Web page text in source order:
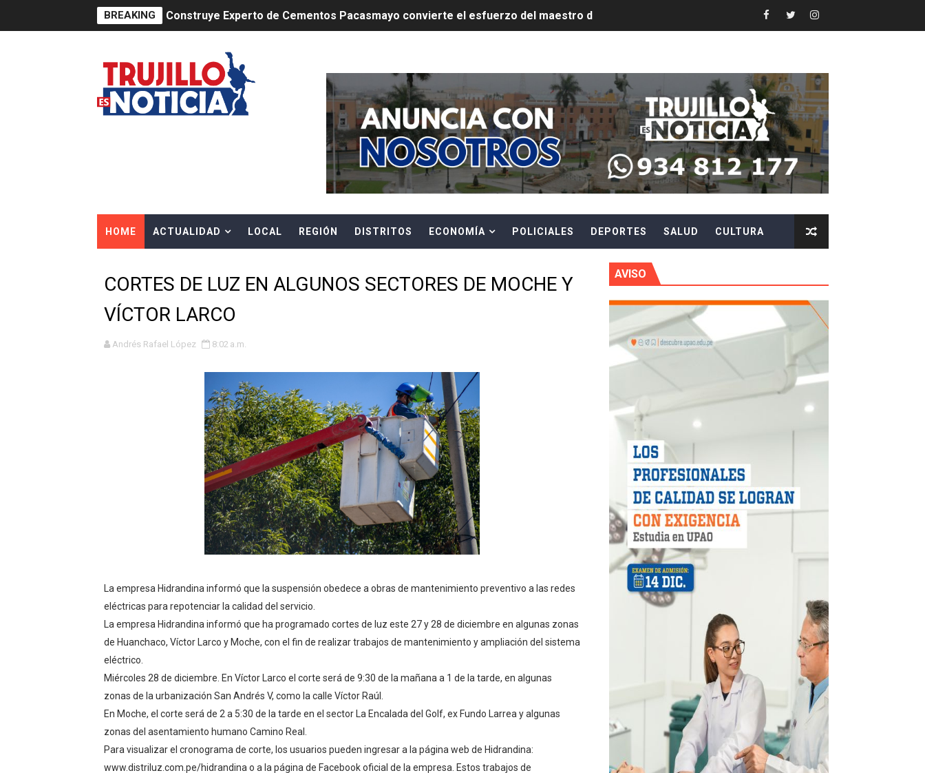
BREAKING Construye Experto de Cementos Pacasmayo convierte el esfuerzo del maestro de obra en beneficios para toda su familia
IPE: Nuevo gobierno debe priorizar el impulso a la inversión privada y medidas contra fenómeno El Niño
HIDRANDINA ALERTA SOBRE FALSOS TRABAJADORES Y BRINDA RECOMENDACIONES PARA EVITAR ROBOS Y ESTAFAS
HIDRANDINA ADVIERTE SOBRE EL PELIGRO DE LOS CABLES EN DESUSO Y EXHORTA A LA CIUDADANÍA A REPORTARLOS
HASTA EL 2 DE AGOSTO TIENEN PLAZO PARA PONERSE AL DÍA EN SU RECIBO Y PARTICIPAR EN EL SORTEO DE HIDRANDINA
Caja Arequipa lanza tercera edición del concurso nacional Orgullo Emprendedor con más de S/180,000 en premios
Tres de cada cuatro atenciones del OSIPTEL estuvieron relacionadas con el servicio móvil en primer semestre de 2026
OSIPTEL: nueve de cada 10 atenciones a usuarios de La Libertad fueron sobre el servicio móvil en el primer semestre de 2026
GEANMARCO QUEZADA PRESTÓ JURAMENTO COMO DIPUTADO "POR LA PACIFICACIÓN DE LA LIBERTAD"
14 COLEGIOS DE TRUJILLO Y VIRÚ BUSCAN LA ACREDITACIÓN DEL PROGRAMA “APRENDIENDO CON ENERGÍA” DE HIDRANDINA
¿Viajas por Fiestas Patrias? Así puedes evitar pagar por telefonía, internet o televisión de paga mientras no estés en casa
JAMES PÉREZ ASEGURA QUE EN SUS PRIMEROS MESES DE GESTIÓN RECUPERARÁ LAS PISTAS DE FLORENCIA DE MORA
MÁS DE 12 MIL USUARIOS QUEDARON SIN ENERGÍA POR NO RESPETARSE LAS DISTANCIAS MÍNIMAS DE SEGURIDAD
OSIPTEL: Ahora dar de baja tu servicio de internet o telefonía solo toma un día hábil
¿Viajas por fiestas patrias? OSIPTEL recomienda verificar la cobertura móvil de tu destino con Checa tu señal
REGULARIZA TUS DEUDAS POR VIDEO GESTIÓN, ACCEDE A FACILIDADES DE PAGO Y PARTICIPA EN EL SORTEO POR FIESTAS PATRIAS DE
HIDRANDINA: POR FIESTAS PATRIAS APROVECHA LAS FACILIDADES DE PAGO PARA REGULARIZAR DEUDAS ELÉCTRICAS
La Universidad de Piura comparte su propuesta académica con escolares y padres de Trujillo
OSIPTEL: empresas operadoras están obligadas a verificar tope de 7 líneas móviles de personas naturales durante contratación
Decano de Economistas: nuevo gobierno debe priorizar seguridad y facilitar proyecto hidrocarburífero en La Libertad
Concrevía impulsa la construcción de vías más duraderas en el Perú
ADAS: QUEDAN MENOS DE 90 DÍAS PARA PROTEGER A TRUJILLO Y VIRÚ DE "EL NIÑO"
HOME ACTUALIDAD LOCAL REGIÓN DISTRITOS ECONOMÍA POLICIALES DEPORTES SALUD CULTURA
CORTES DE LUZ EN ALGUNOS SECTORES DE MOCHE Y
VÍCTOR LARCO
Andrés Rafael López 8:02 a.m.
La empresa Hidrandina informó que la suspensión obedece a obras de mantenimiento preventivo a las redes
eléctricas para repotenciar la calidad del servicio.
La empresa Hidrandina informó que ha programado cortes de luz este 27 y 28 de diciembre en algunas zonas
de Huanchaco, Víctor Larco y Moche, con el fin de realizar trabajos de mantenimiento y ampliación del sistema
eléctrico.
Miércoles 28 de diciembre. En Víctor Larco el corte será de 9:30 de la mañana a 1 de la tarde, en algunas
zonas de la urbanización San Andrés V, como la calle Víctor Raúl.
En Moche, el corte será de 2 a 5:30 de la tarde en el sector La Encalada del Golf, ex Fundo Larrea y algunas
zonas del asentamiento humano Camino Real.
Para visualizar el cronograma de corte, los usuarios pueden ingresar a la página web de Hidrandina:
www.distriluz.com.pe/hidrandina o a la página de Facebook oficial de la empresa. Estos trabajos de
AVISO